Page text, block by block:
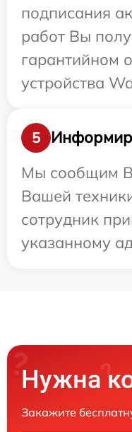
подписания
работ Вы
гарантийном
устройства
5
Мы сообщим
Вашей
сотрудник
указанному
Нужна
Закажите